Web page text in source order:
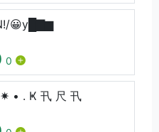
😀y█▇▆
0
• . Ҝ 卂 尺 卂